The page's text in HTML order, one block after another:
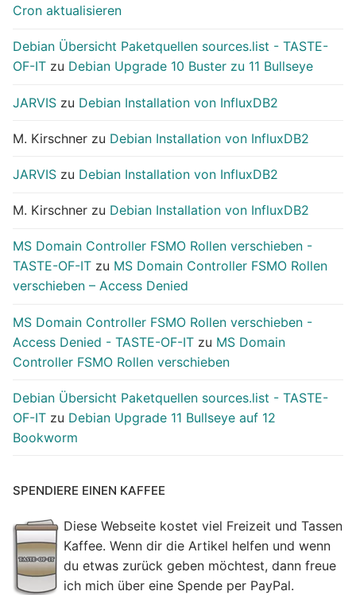
Cron aktualisieren
Debian Übersicht Paketquellen sources.list - TASTE-
OF-IT zu Debian Upgrade 10 Buster zu 11 Bullseye
JARVIS zu Debian Installation von InfluxDB2
M. Kirschner zu Debian Installation von InfluxDB2
JARVIS zu Debian Installation von InfluxDB2
M. Kirschner zu Debian Installation von InfluxDB2
MS Domain Controller FSMO Rollen verschieben -
TASTE-OF-IT zu MS Domain Controller FSMO Rollen
verschieben – Access Denied
MS Domain Controller FSMO Rollen verschieben -
Access Denied - TASTE-OF-IT zu MS Domain
Controller FSMO Rollen verschieben
Debian Übersicht Paketquellen sources.list - TASTE-
OF-IT zu Debian Upgrade 11 Bullseye auf 12
Bookworm
SPENDIERE EINEN KAFFEE
Diese Webseite kostet viel Freizeit und Tassen
Kaffee. Wenn dir die Artikel helfen und wenn
du etwas zurück geben möchtest, dann freue
ich mich über eine Spende per PayPal.